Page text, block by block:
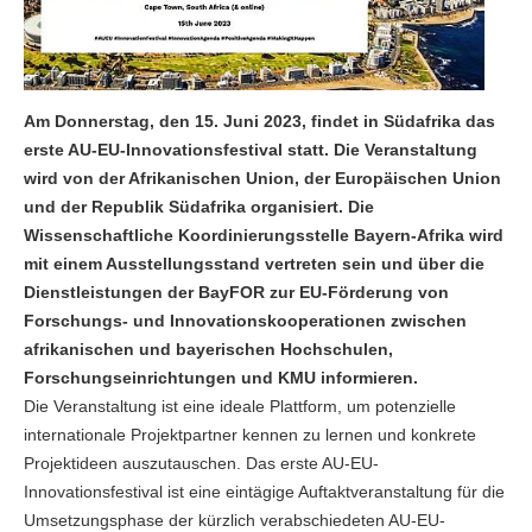
Am Donnerstag, den 15. Juni 2023, findet in Südafrika das
erste AU-EU-Innovationsfestival statt. Die Veranstaltung
wird von der Afrikanischen Union, der Europäischen Union
und der Republik Südafrika organisiert. Die
Wissenschaftliche Koordinierungsstelle Bayern-Afrika wird
mit einem Ausstellungsstand vertreten sein und über die
Dienstleistungen der BayFOR zur EU-Förderung von
Forschungs- und Innovationskooperationen zwischen
afrikanischen und bayerischen Hochschulen,
Forschungseinrichtungen und KMU informieren.
Die Veranstaltung ist eine ideale Plattform, um potenzielle
internationale Projektpartner kennen zu lernen und konkrete
Projektideen auszutauschen. Das erste AU-EU-
Innovationsfestival ist eine eintägige Auftaktveranstaltung für die
Umsetzungsphase der kürzlich verabschiedeten AU-EU-